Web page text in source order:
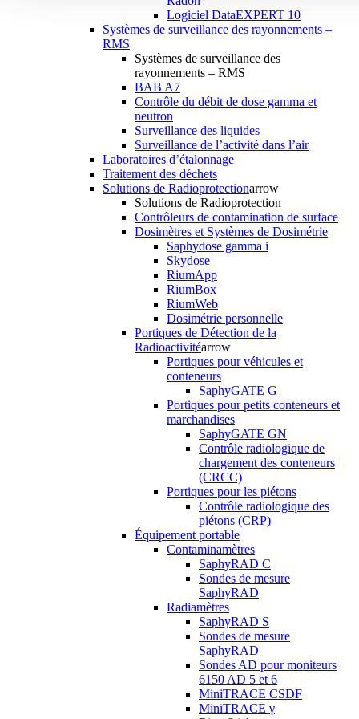
Logiciel DataEXPERT 10
Systèmes de surveillance des rayonnements –
RMS
Systèmes de surveillance des
rayonnements – RMS
BAB A7
Contrôle du débit de dose gamma et
neutron
Surveillance des liquides
Surveillance de l’activité dans l’air
Laboratoires d’étalonnage
Traitement des déchets
Solutions de Radioprotectionarrow
Solutions de Radioprotection
Contrôleurs de contamination de surface
Dosimètres et Systèmes de Dosimétrie
Saphydose gamma i
Skydose
RiumApp
RiumBox
RiumWeb
Dosimétrie personnelle
Portiques de Détection de la
Radioactivitéarrow
Portiques pour véhicules et
conteneurs
SaphyGATE G
Portiques pour petits conteneurs et
marchandises
SaphyGATE GN
Contrôle radiologique de
chargement des conteneurs
(CRCC)
Portiques pour les piétons
Contrôle radiologique des
piétons (CRP)
Équipement portable
Contaminamètres
SaphyRAD C
Sondes de mesure
SaphyRAD
Radiamètres
SaphyRAD S
Sondes de mesure
SaphyRAD
Sondes AD pour moniteurs
6150 AD 5 et 6
MiniTRACE CSDF
MiniTRACE γ